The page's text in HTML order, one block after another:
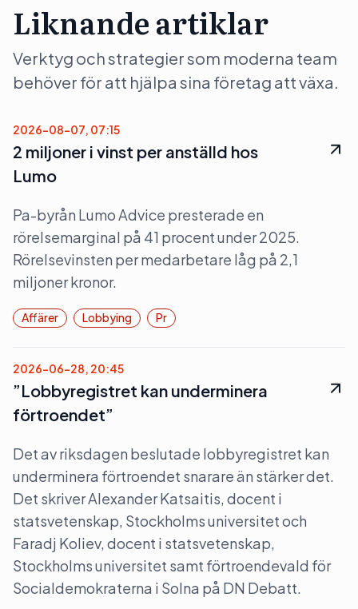
Liknande artiklar
Verktyg och strategier som moderna team
behöver för att hjälpa sina företag att växa.
2026-08-07, 07:15
2 miljoner i vinst per anställd hos
Lumo
Pa-byrån Lumo Advice presterade en
rörelsemarginal på 41 procent under 2025.
Rörelsevinsten per medarbetare låg på 2,1
miljoner kronor.
Affärer Lobbying Pr
2026-06-28, 20:45
”Lobbyregistret kan underminera
förtroendet”
Det av riksdagen beslutade lobbyregistret kan
underminera förtroendet snarare än stärker det.
Det skriver Alexander Katsaitis, docent i
statsvetenskap, Stockholms universitet och
Faradj Koliev, docent i statsvetenskap,
Stockholms universitet samt förtroendevald för
Socialdemokraterna i Solna på DN Debatt.